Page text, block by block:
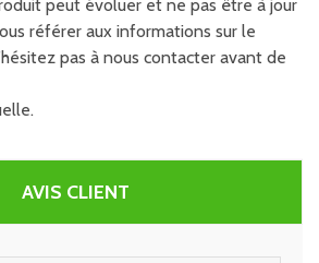
peut évoluer et ne pas être à jour
référer aux informations sur le
pas à nous contacter avant de
AVIS CLIENT